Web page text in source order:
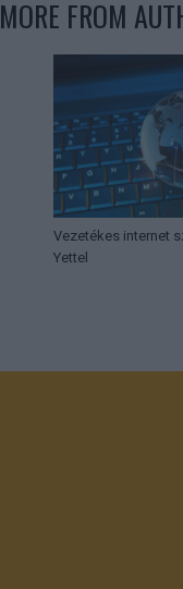
MORE FROM
Vezetékes internet
Yettel